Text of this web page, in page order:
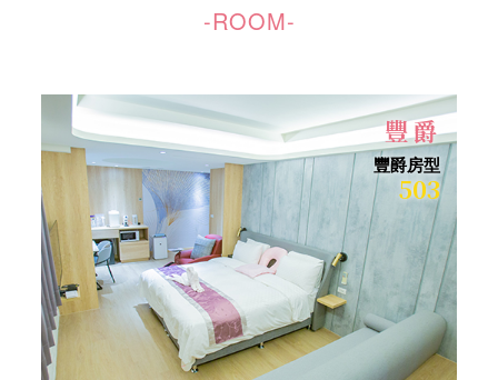
-ROOM-
豐爵
豐爵房型
503